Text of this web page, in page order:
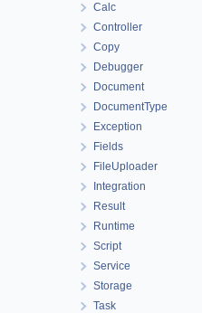
Calc
Controller
Copy
Debugger
Document
DocumentType
Exception
Fields
FileUploader
Integration
Result
Runtime
Script
Service
Storage
Task